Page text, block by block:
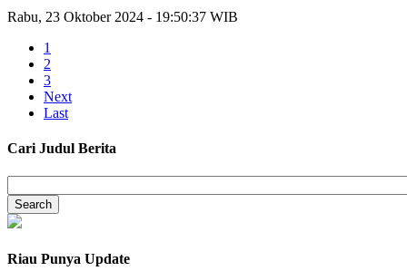
Rabu, 23 Oktober 2024 - 19:50:37 WIB
1
2
3
Next
Last
Cari Judul Berita
Riau Punya Update